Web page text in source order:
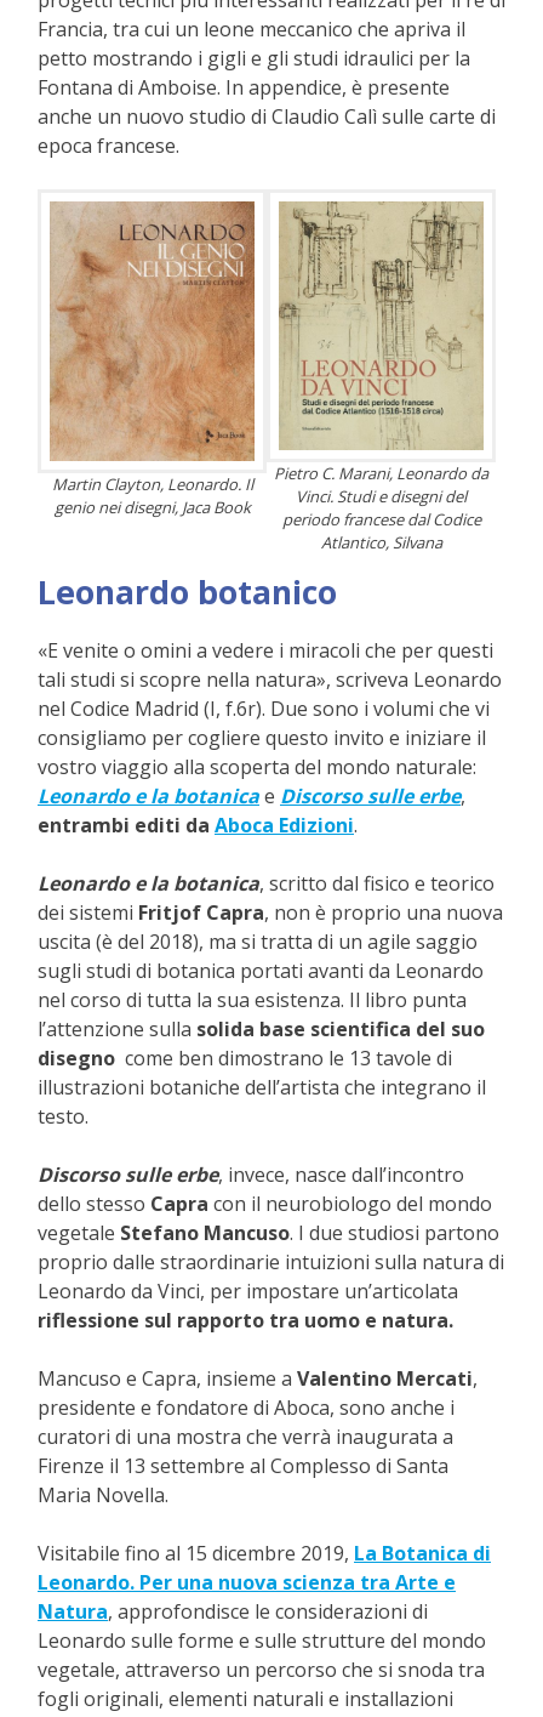
Francia, tra cui un leone meccanico che apriva il
petto mostrando i gigli e gli studi idraulici per la
Fontana di Amboise. In appendice, è presente
anche un nuovo studio di Claudio Calì sulle carte di
epoca francese.
Martin Clayton, Leonardo. Il
genio nei disegni, Jaca Book
Pietro C. Marani, Leonardo da
Vinci. Studi e disegni del
periodo francese dal Codice
Atlantico, Silvana
Leonardo botanico
«E venite o omini a vedere i miracoli che per questi
tali studi si scopre nella natura», scriveva Leonardo
nel Codice Madrid (I, f.6r). Due sono i volumi che vi
consigliamo per cogliere questo invito e iniziare il
vostro viaggio alla scoperta del mondo naturale:
Leonardo e la botanicae Discorso sulle erbe,
entrambi editi da Aboca Edizioni.
Leonardo e la botanica, scritto dal fisico e teorico
dei sistemi Fritjof Capra, non è proprio una nuova
uscita (è del 2018), ma si tratta di un agile saggio
sugli studi di botanica portati avanti da Leonardo
nel corso di tutta la sua esistenza. Il libro punta
l’attenzione sulla solida base scientifica del suo
disegno come ben dimostrano le 13 tavole di
illustrazioni botaniche dell’artista che integrano il
testo.
Discorso sulle erbe, invece, nasce dall’incontro
dello stesso Capra con il neurobiologo del mondo
vegetale Stefano Mancuso. I due studiosi partono
proprio dalle straordinarie intuizioni sulla natura di
Leonardo da Vinci, per impostare un’articolata
riflessione sul rapporto tra uomo e natura.
Mancuso e Capra, insieme a Valentino Mercati,
presidente e fondatore di Aboca, sono anche i
curatori di una mostra che verrà inaugurata a
Firenze il 13 settembre al Complesso di Santa
Maria Novella.
Visitabile fino al 15 dicembre 2019, La Botanica di
Leonardo. Per una nuova scienza tra Arte e
Natura, approfondisce le considerazioni di
Leonardo sulle forme e sulle strutture del mondo
vegetale, attraverso un percorso che si snoda tra
fogli originali, elementi naturali e installazioni